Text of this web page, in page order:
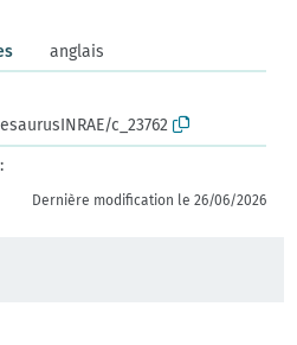
anglais
c_23762
Dernière modification le 26/06/2026